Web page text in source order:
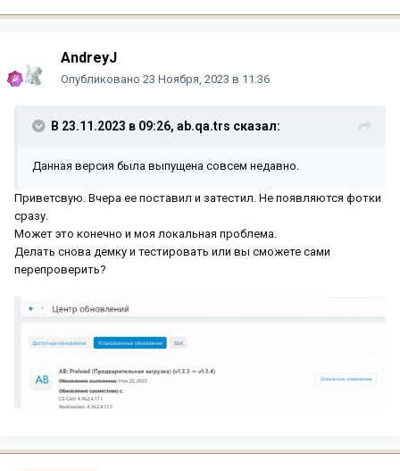
AndreyJ
Опубликовано 23 Ноября, 2023 в 11:36
В 23.11.2023 в 09:26, ab.qa.trs сказал:
Данная версия была выпущена совсем недавно.
Приветсвую. Вчера ее поставил и затестил. Не появляются фотки
сразу.
Может это конечно и моя локальная проблема.
Делать снова демку и тестировать или вы сможете сами
перепроверить?